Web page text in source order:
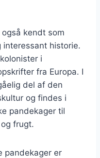
kendt som
interessant historie.
i
fra Europa. I
del af den
og findes i
pandekager til
frugt.
pandekager er